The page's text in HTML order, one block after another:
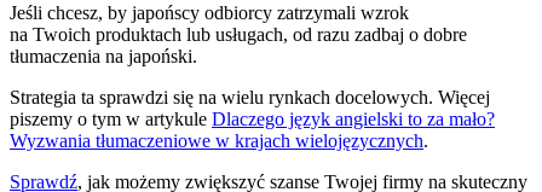
Jeśli chcesz, by japońscy odbiorcy zatrzymali wzrok
na Twoich produktach lub usługach, od razu zadbaj o dobre
tłumaczenia na japoński.
Strategia ta sprawdzi się na wielu rynkach docelowych. Więcej
piszemy o tym w artykule Dlaczego język angielski to za mało?
Wyzwania tłumaczeniowe w krajach wielojęzycznych.
Sprawdź, jak możemy zwiększyć szanse Twojej firmy na skuteczny